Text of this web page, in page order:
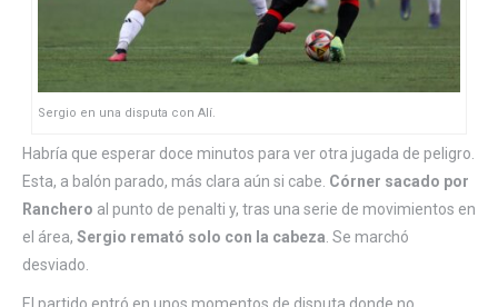
Sergio en una disputa con Alí.
Habría que esperar doce minutos para ver otra jugada de peligro.
Esta, a balón parado, más clara aún si cabe. Córner sacado por
Ranchero al punto de penalti y, tras una serie de movimientos en
el área, Sergio remató solo con la cabeza . Se marchó
desviado.